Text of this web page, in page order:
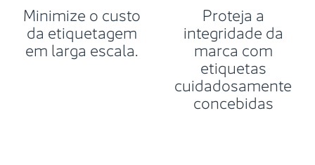
Minimize o custo
da etiquetagem
em larga escala.
Proteja a
integridade da
marca com
etiquetas
cuidadosamente
concebidas